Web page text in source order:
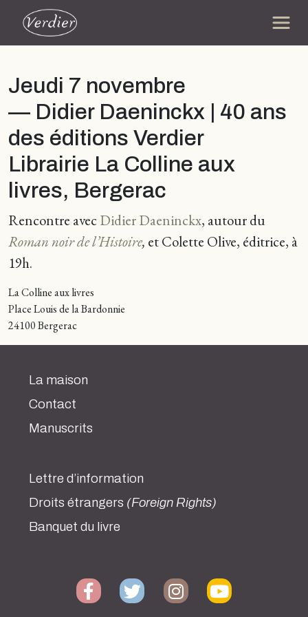
Jeudi 7 novembre
— Didier Daeninckx | 40 ans
des éditions Verdier
Librairie La Colline aux
livres, Bergerac
Rencontre avecDidier Daeninckx, autour du
Roman noir de l’Histoire, et Colette Olive, éditrice, à
19h.
La Colline aux livres
Place Louis de la Bardonnie
24100 Bergerac
La maison
Contact
Manuscrits
Lettre d’information
Droits étrangers (Foreign Rights)
Banquet du livre